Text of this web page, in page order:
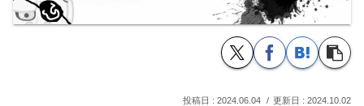
2024.06.04 2024.10.02